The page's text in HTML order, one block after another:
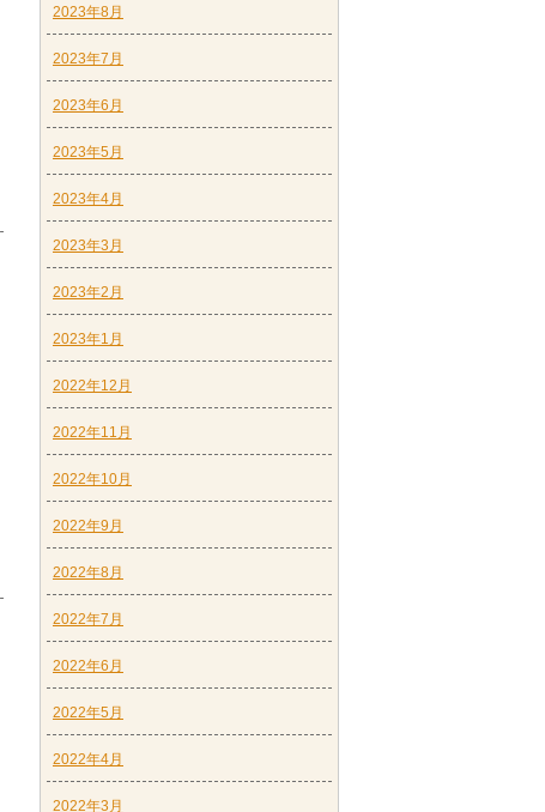
2023年8月
2023年7月
2023年6月
2023年5月
2023年4月
2023年3月
2023年2月
2023年1月
2022年12月
2022年11月
2022年10月
2022年9月
2022年8月
2022年7月
2022年6月
2022年5月
2022年4月
2022年3月